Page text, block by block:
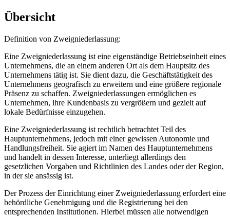
Übersicht
Definition von Zweigniederlassung:
Eine Zweigniederlassung ist eine eigenständige Betriebseinheit eines
Unternehmens, die an einem anderen Ort als dem Hauptsitz des
Unternehmens tätig ist. Sie dient dazu, die Geschäftstätigkeit des
Unternehmens geografisch zu erweitern und eine größere regionale
Präsenz zu schaffen. Zweigniederlassungen ermöglichen es
Unternehmen, ihre Kundenbasis zu vergrößern und gezielt auf
lokale Bedürfnisse einzugehen.
Eine Zweigniederlassung ist rechtlich betrachtet Teil des
Hauptunternehmens, jedoch mit einer gewissen Autonomie und
Handlungsfreiheit. Sie agiert im Namen des Hauptunternehmens
und handelt in dessen Interesse, unterliegt allerdings den
gesetzlichen Vorgaben und Richtlinien des Landes oder der Region,
in der sie ansässig ist.
Der Prozess der Einrichtung einer Zweigniederlassung erfordert eine
behördliche Genehmigung und die Registrierung bei den
entsprechenden Institutionen. Hierbei müssen alle notwendigen